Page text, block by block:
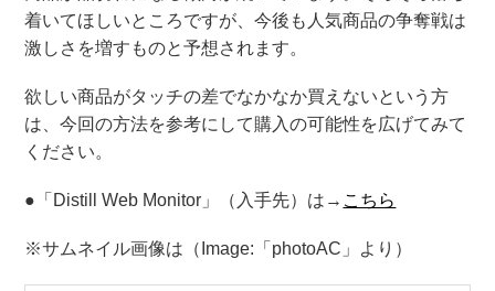
着いてほしいところですが、今後も人気商品の争奪戦は
激しさを増すものと予想されます。
欲しい商品がタッチの差でなかなか買えないという方
は、今回の方法を参考にして購入の可能性を広げてみて
ください。
●「Distill Web Monitor」（入手先）は→ こちら
※サムネイル画像は（Image:​「photoAC」より）